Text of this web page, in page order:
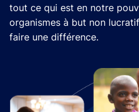
tout ce qui est en notre
organismes à but non
faire une différence.